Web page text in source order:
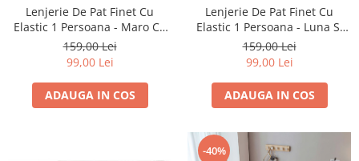
Lenjerie De Pat Finet Cu
Elastic 1 Persoana - Maro Cu
Cercuri
159,00 Lei
99,00 Lei
ADAUGA IN COS
Lenjerie De Pat Finet Cu
Elastic 1 Persoana - Luna Si
Ursuletul
159,00 Lei
99,00 Lei
ADAUGA IN COS
-40%